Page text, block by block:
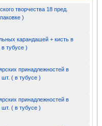
творчества 18 пред.
)
карандашей + кисть в
тубусе )
принадлежностей в
( в тубусе )
принадлежностей в
( в тубусе )